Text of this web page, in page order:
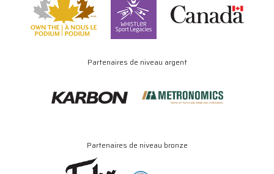
Partenaires de niveau argent
Partenaires de niveau bronze